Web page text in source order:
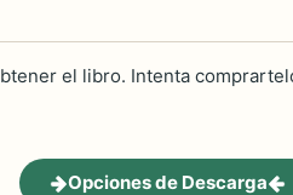
el libro. Intenta
Opciones de Descarga